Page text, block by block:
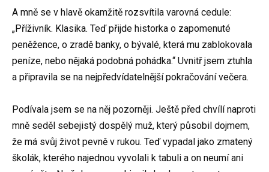
A mně se v hlavě okamžitě rozsvítila varovná cedule:
„Příživník. Klasika. Teď přijde historka o zapomenuté
peněžence, o zradě banky, o bývalé, která mu zablokovala
peníze, nebo nějaká podobná pohádka.“ Uvnitř jsem ztuhla
a připravila se na nejpředvídatelnější pokračování večera.
Podívala jsem se na něj pozorněji. Ještě před chvílí naproti
mně seděl sebejistý dospělý muž, který působil dojmem,
že má svůj život pevně v rukou. Teď vypadal jako zmatený
školák, kterého najednou vyvolali k tabuli a on neumí ani